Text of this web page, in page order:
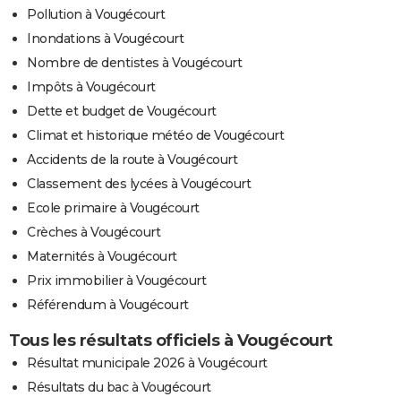
Pollution à Vougécourt
Inondations à Vougécourt
Nombre de dentistes à Vougécourt
Impôts à Vougécourt
Dette et budget de Vougécourt
Climat et historique météo de Vougécourt
Accidents de la route à Vougécourt
Classement des lycées à Vougécourt
Ecole primaire à Vougécourt
Crèches à Vougécourt
Maternités à Vougécourt
Prix immobilier à Vougécourt
Référendum à Vougécourt
Tous les résultats officiels à Vougécourt
Résultat municipale 2026 à Vougécourt
Résultats du bac à Vougécourt